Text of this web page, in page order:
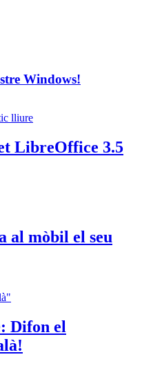
Windows!
LibreOffice 3.5
al mòbil el seu
Difon el